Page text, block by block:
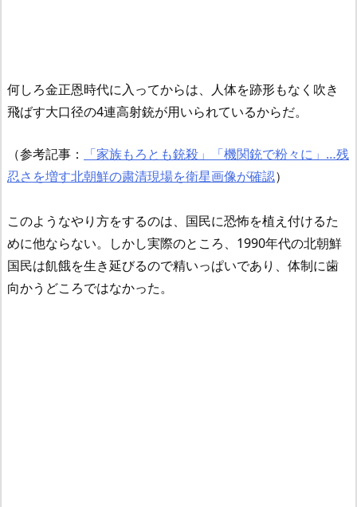
何しろ金正恩時代に入ってからは、人体を跡形もなく吹き
飛ばす大口径の4連高射銃が用いられているからだ。
（参考記事：
「家族もろとも銃殺」「機関銃で粉々に」…残
忍さを増す北朝鮮の粛清現場を衛星画像が確認）
このようなやり方をするのは、国民に恐怖を植え付けるた
めに他ならない。しかし実際のところ、1990年代の北朝鮮
国民は飢餓を生き延びるので精いっぱいであり、体制に歯
向かうどころではなかった。